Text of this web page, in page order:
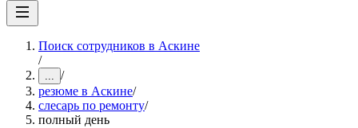
Поиск сотрудников в Аскине
/
... /
резюме в Аскине/
слесарь по ремонту/
полный день